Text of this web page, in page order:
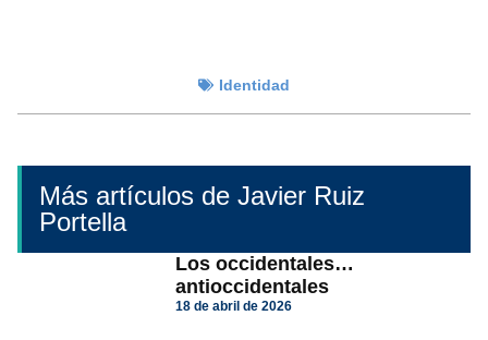
Identidad
Más artículos de Javier Ruiz
Portella
Los occidentales…
antioccidentales
18 de abril de 2026